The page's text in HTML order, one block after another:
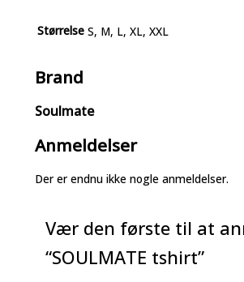
Størrelse S, M, L, XL, XXL
Brand
Soulmate
Anmeldelser
Der er endnu ikke nogle anmeldelser.
Vær den første til at
“SOULMATE tshirt”